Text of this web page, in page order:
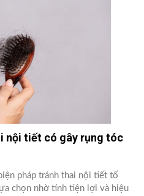
nội tiết có gây rụng tóc
pháp tránh thai nội tiết tố
chọn nhờ tính tiện lợi và hiệu